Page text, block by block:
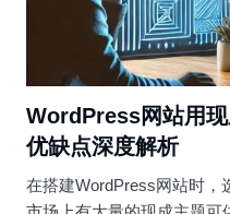
WordPress网站用
优缺点深度解析
在搭建WordPress网站时，